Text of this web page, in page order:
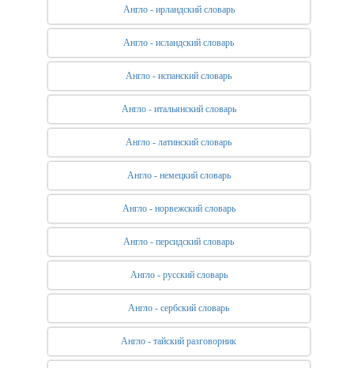
Англо - ирландский словарь
Англо - исландский словарь
Англо - испанский словарь
Англо - итальянский словарь
Англо - латинский словарь
Англо - немецкий словарь
Англо - норвежский словарь
Англо - персидский словарь
Англо - русский словарь
Англо - сербский словарь
Англо - тайский разговорник